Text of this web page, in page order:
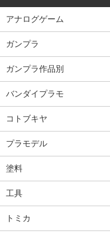
アナログゲーム
ガンプラ
ガンプラ作品別
バンダイプラモ
コトブキヤ
プラモデル
塗料
工具
トミカ